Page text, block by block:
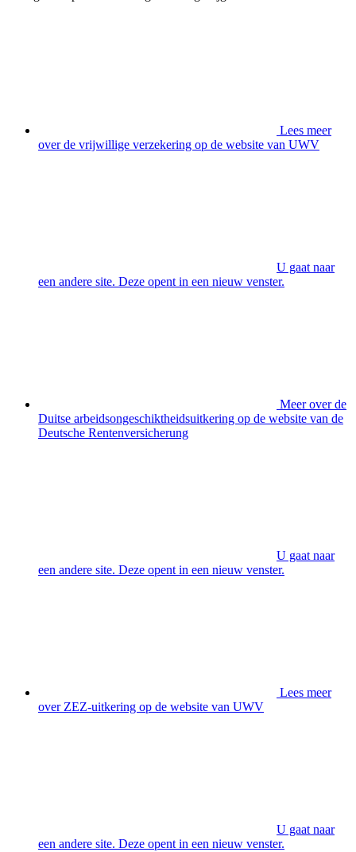
Lees meer
over de vrijwillige verzekering op de website van UWV
U gaat naar
een andere site. Deze opent in een nieuw venster.
Meer over de
Duitse arbeidsongeschiktheidsuitkering op de website van de
Deutsche Rentenversicherung
U gaat naar
een andere site. Deze opent in een nieuw venster.
Lees meer
over ZEZ-uitkering op de website van UWV
U gaat naar
een andere site. Deze opent in een nieuw venster.